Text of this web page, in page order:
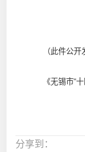
（此件公开发
《无锡市“
分享到：